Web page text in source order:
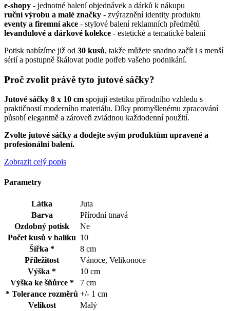
e-shopy - jednotné balení objednávek a dárků k nákupu
ruční výrobu a malé značky - zvýraznění identity produktu
eventy a firemní akce - stylové balení reklamních předmětů
levandulové a dárkové kolekce - estetické a tematické balení
Potisk nabízíme již od 30 kusů, takže můžete snadno začít i s menší
sérií a postupně škálovat podle potřeb vašeho podnikání.
Proč zvolit právě tyto jutové sáčky?
Jutové sáčky 8 x 10 cm spojují estetiku přírodního vzhledu s
praktičností moderního materiálu. Díky promyšlenému zpracování
působí elegantně a zároveň zvládnou každodenní použití.
Zvolte jutové sáčky a dodejte svým produktům upravené a
profesionální balení.
Zobrazit celý popis
Parametry
Látka
Juta
Barva
Přírodní tmavá
Ozdobný potisk
Ne
Počet kusů v balíku 10
Šířka *
8 cm
Příležitost
Vánoce, Velikonoce
Výška *
10 cm
Výška ke šňůrce *
7 cm
* Tolerance rozměrů +/- 1 cm
Velikost
Malý